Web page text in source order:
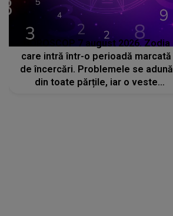
HOROSCOP 7 august 2026. Zodia
care intră într-o perioadă marcată
de încercări. Problemele se adună
din toate părțile, iar o veste